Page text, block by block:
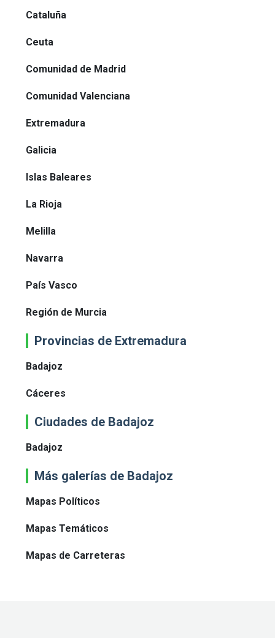
Cataluña
Ceuta
Comunidad de Madrid
Comunidad Valenciana
Extremadura
Galicia
Islas Baleares
La Rioja
Melilla
Navarra
País Vasco
Región de Murcia
Provincias de Extremadura
Badajoz
Cáceres
Ciudades de Badajoz
Badajoz
Más galerías de Badajoz
Mapas Políticos
Mapas Temáticos
Mapas de Carreteras